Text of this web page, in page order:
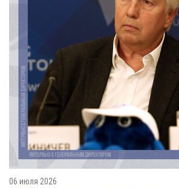
06 июля 2026